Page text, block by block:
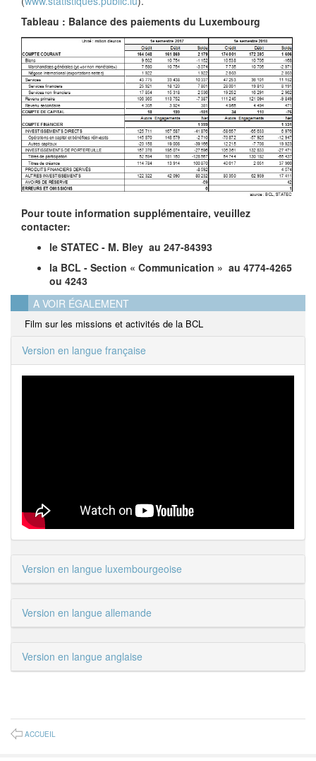
Tableau : Balance des paiements du Luxembourg
Pour toute information supplémentaire, veuillez
contacter:
le STATEC - M. Bley au 247-84393
la BCL - Section « Communication » au 4774-4265
ou 4243
A VOIR ÉGALEMENT
Film sur les missions et activités de la BCL
Version en langue française
Version en langue luxembourgeoise
Version en langue allemande
Version en langue anglaise
ACCUEIL